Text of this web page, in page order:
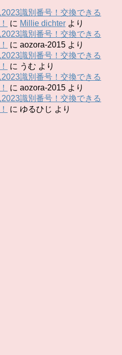
識別番号！交換できる
に Millie dichter より
識別番号！交換できる
に aozora-2015 より
識別番号！交換できる
に うむ より
識別番号！交換できる
に aozora-2015 より
識別番号！交換できる
に ゆるひじ より